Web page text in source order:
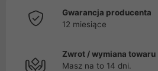
Gwarancja producenta
12 miesiące
Zwrot / wymiana towaru
Masz na to 14 dni.